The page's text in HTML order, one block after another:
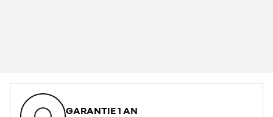
GARANTIE 1 AN